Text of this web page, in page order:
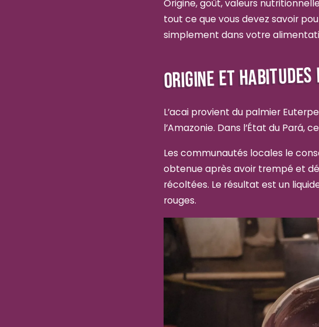
Origine, goût, valeurs
tout ce que vous devez savoir
simplement dans votre
ORIGINE ET
L’acai provient du palmier
l’Amazonie. Dans l’État du
Les communautés locales le
obtenue après avoir trempé et
récoltées. Le résultat est un
rouges.